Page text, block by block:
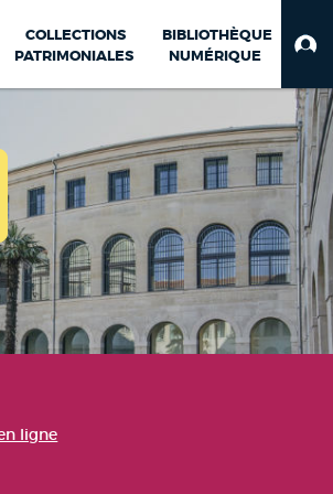
COLLECTIONS
PATRIMONIALES
BIBLIOTHÈQUE
NUMÉRIQUE
ligne